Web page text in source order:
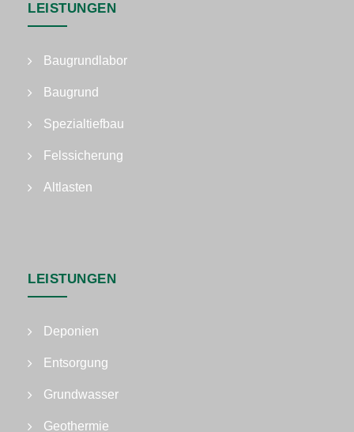
LEISTUNGEN
Baugrundlabor
Baugrund
Spezialtiefbau
Felssicherung
Altlasten
LEISTUNGEN
Deponien
Entsorgung
Grundwasser
Geothermie